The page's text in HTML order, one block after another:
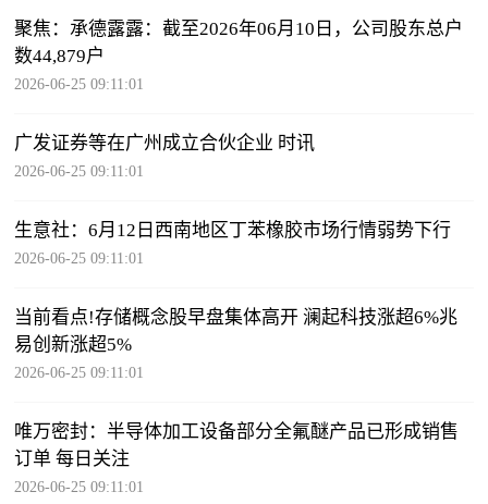
聚焦：承德露露：截至2026年06月10日，公司股东总户
数44,879户
2026-06-25 09:11:01
广发证券等在广州成立合伙企业 时讯
2026-06-25 09:11:01
生意社：6月12日西南地区丁苯橡胶市场行情弱势下行
2026-06-25 09:11:01
当前看点!存储概念股早盘集体高开 澜起科技涨超6%兆
易创新涨超5%
2026-06-25 09:11:01
唯万密封：半导体加工设备部分全氟醚产品已形成销售
订单 每日关注
2026-06-25 09:11:01